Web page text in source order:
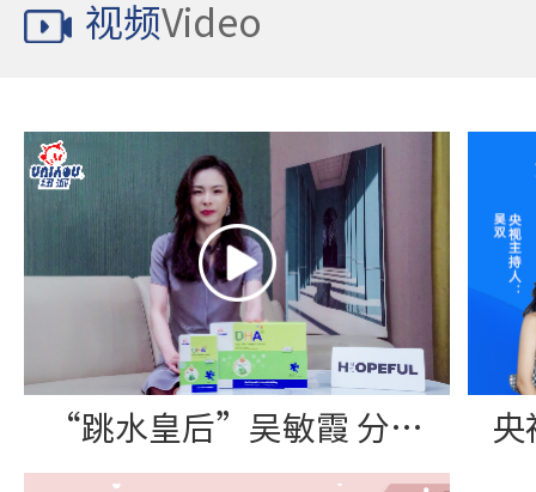
视频Video
“跳水皇后”吴敏霞 分享纽派DHA藻油软胶囊